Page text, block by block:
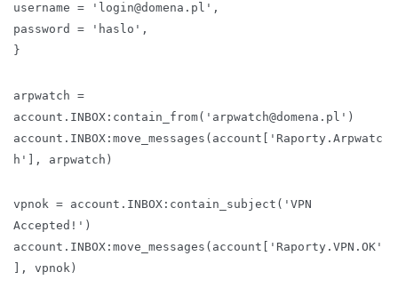
username = 'login@domena.pl',
password = 'haslo',
}
arpwatch =
account.INBOX:contain_from('arpwatch@domena.pl')
account.INBOX:move_messages(account['Raporty.Arpwatc
h'], arpwatch)
vpnok = account.INBOX:contain_subject('VPN
Accepted!')
account.INBOX:move_messages(account['Raporty.VPN.OK'
], vpnok)